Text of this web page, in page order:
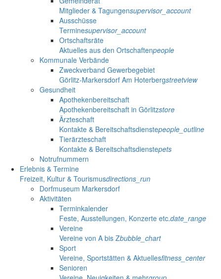
Mitglieder & Tagungensupervisor_account
Ausschüsse
Terminesupervisor_account
Ortschaftsräte
Aktuelles aus den Ortschaftenpeople
Kommunale Verbände
Zweckverband Gewerbegebiet
Görlitz-Markersdorf Am Hoterbergstreetview
Gesundheit
Apothekenbereitschaft
Apothekenbereitschaft in Görlitzstore
Ärzteschaft
Kontakte & Bereitschaftsdienstepeople_outline
Tierärzteschaft
Kontakte & Bereitschaftsdienstepets
Notrufnummern
Erlebnis & Termine
Freizeit, Kultur & Tourismusdirections_run
Dorfmuseum Markersdorf
Aktivitäten
Terminkalender
Feste, Ausstellungen, Konzerte etc.date_range
Vereine
Vereine von A bis Zbubble_chart
Sport
Vereine, Sportstätten & Aktuellesfitness_center
Senioren